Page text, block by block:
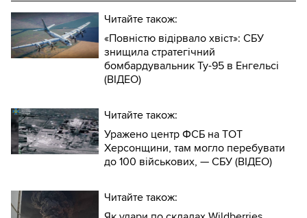
Читайте також:
«Повністю відірвало хвіст»: СБУ
знищила стратегічний
бомбардувальник Ту-95 в Енгельсі
(ВІДЕО)
Читайте також:
Уражено центр ФСБ на ТОТ
Херсонщини, там могло перебувати
до 100 військових, — СБУ (ВIДЕО)
Читайте також: